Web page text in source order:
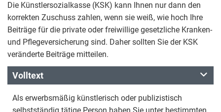
Die Künstlersozialkasse (KSK) kann Ihnen nur dann den
korrekten Zuschuss zahlen, wenn sie weiß, wie hoch Ihre
Beiträge für die private oder freiwillige gesetzliche Kranken-
und Pflegeversicherung sind. Daher sollten Sie der KSK
veränderte Beiträge mitteilen.
Volltext
Als erwerbsmäßig künstlerisch oder publizistisch